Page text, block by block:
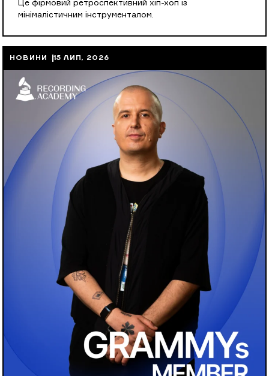
Це фірмовий ретроспективний хіп-хоп із
мінімалістичним інструменталом.
НОВИНИ 15 ЛИП, 2026